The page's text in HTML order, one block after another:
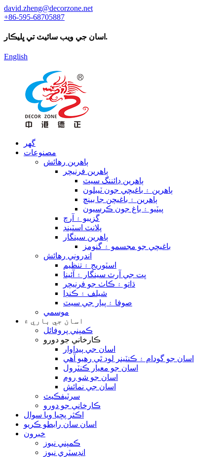
david.zheng@decorzone.net
+86-595-68705887
اسان جي ويب سائيٽ تي ڀليڪار.
English
گھر
مصنوعات
ٻاهرين رهائش
ٻاهرين فرنيچر
ٻاهرين ڊائننگ سيٽ
ٻاهرين ۽ باغيچي جون ٽيبلون
ٻاهرين ۽ باغيچن جا بينچ
پيٽيو ۽ باغ جون ڪرسيون
گزيبو ۽ آرچ
پلانٽ اسٽينڊ
ٻاهرين سينگار
باغيچي جو مجسمو ۽ گنومز
اندروني رهائش
اسٽوريج ۽ تنظيم
ڀت جي آرٽ سينگار ۽ آئينا
ڌاتو ۽ ڪاٺ جو فرنيچر
شيلف ۽ ڪنڊا
صوفا ۽ پيار جي سيٽ
موسمي
اسان جي باري ۾
ڪمپني پروفائل
ڪارخاني جو دورو
اسان جي پيداوار
اسان جو گودام ۽ ڪنٽينر لوڊ ٿي رهيو آهي
اسان جو معيار ڪنٽرول
اسان جو شو روم
اسان جي نمائش
سرٽيفڪيٽ
ڪارخاني جو دورو
اڪثر پڇيا ويا سوال
اسان سان رابطو ڪريو
خبرون
ڪمپني نيوز
انڊسٽري نيوز